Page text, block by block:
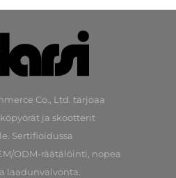
Co., Ltd. tarjoaa
ja skootterit
Sertifioidussa
ODM-räätälöinti, nopea
laadunvalvonta.